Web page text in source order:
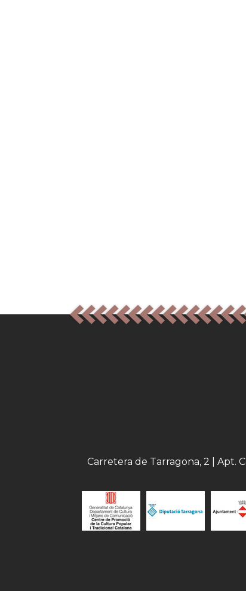
Carretera de Tarragona, 2 | Apt.